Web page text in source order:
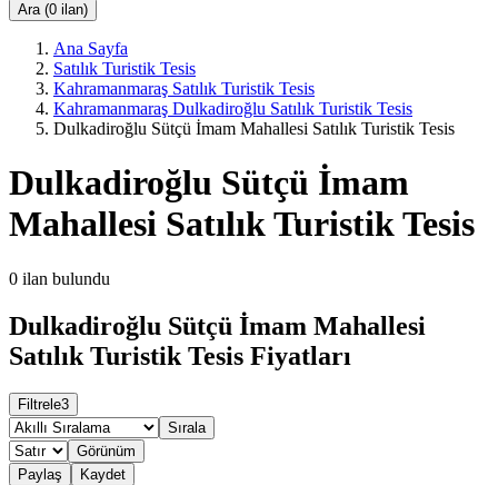
Ara (0 ilan)
Ana Sayfa
Satılık Turistik Tesis
Kahramanmaraş Satılık Turistik Tesis
Kahramanmaraş Dulkadiroğlu Satılık Turistik Tesis
Dulkadiroğlu Sütçü İmam Mahallesi Satılık Turistik Tesis
Dulkadiroğlu Sütçü İmam
Mahallesi Satılık Turistik Tesis
0 ilan bulundu
Dulkadiroğlu Sütçü İmam Mahallesi
Satılık Turistik Tesis Fiyatları
Filtrele3
Sırala
Görünüm
Paylaş
Kaydet